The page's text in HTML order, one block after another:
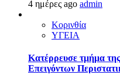
4 ημέρες ago admin
Κορινθία
ΥΓΕΙΑ
Kατέρρευσε τμήμα
Επειγόντων